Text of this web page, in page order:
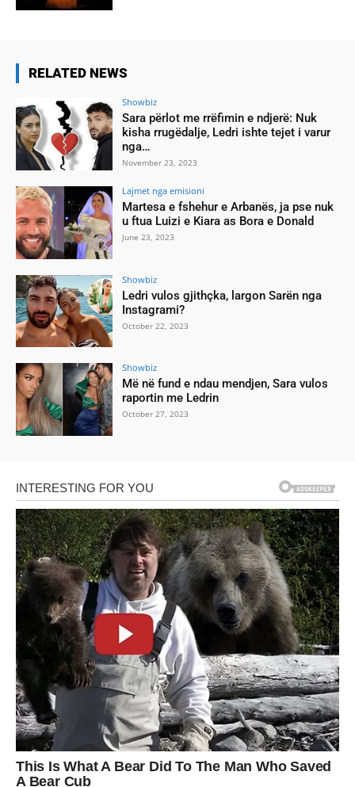
RELATED NEWS
Showbiz
Sara përlot me rrëfimin e ndjerë: Nuk
kisha rrugëdalje, Ledri ishte tejet i varur
nga…
November 23, 2023
Lajmet nga emisioni
Martesa e fshehur e Arbanës, ja pse nuk
u ftua Luizi e Kiara as Bora e Donald
June 23, 2023
Showbiz
Ledri vulos gjithçka, largon Sarën nga
Instagrami?
October 22, 2023
Showbiz
Më në fund e ndau mendjen, Sara vulos
raportin me Ledrin
October 27, 2023